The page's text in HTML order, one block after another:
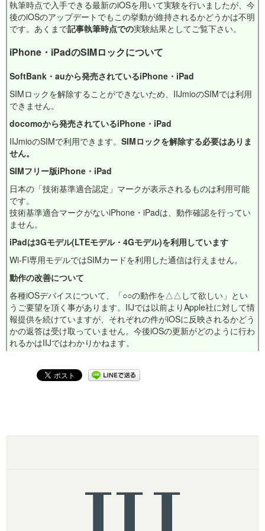
執筆時点で入手できる最新のiOSを用いて実験を行いましたが、今
後のiOSのアップデートでもこの挙動が維持されるかどうかは不明
です。あくまで記事執筆時点での実験結果としてご覧下さい。
iPhone・iPadのSIMロックについて
SoftBank・auから発売されているiPhone・iPad
SIMロックを解除することができないため、IIJmioのSIMでは利用
できません。
docomoから発売されているiPhone・iPad
IIJmioのSIMで利用できます。 SIMロックを解除する必要はありま
せん。
SIMフリー版iPhone・iPad
日本の「技術基準適合認定」マークが表示されるものは利用可能
です。
技術基準適合マークがないiPhone・iPadは、動作確認を行ってい
ません。
iPadは3Gモデル(LTEモデル・4Gモデル)を利用しています
Wi-Fi専用モデルではSIMカードを利用した通信は行えません。
動作の改善について
各種iOSデバイスについて、「○○の動作を△△して欲しい」とい
うご要望を頂く事があります。IIJでは以前よりApple社に対して情
報提供を続けていますが、それぞれの件がiOSに反映されるかどう
かの返答は受け取っていません。今後iOSの更新がどのように行わ
れるかはIIJではわかりかねます。